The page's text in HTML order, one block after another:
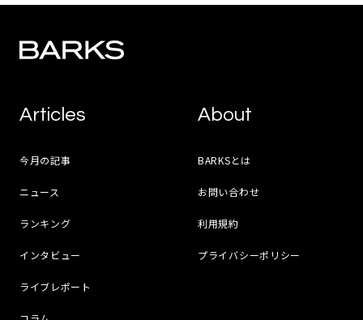
Articles
今月の記事
ニュース
ランキング
インタビュー
ライブレポート
About
BARKSとは
お問い合わせ
利用規約
プライバシーポリシー